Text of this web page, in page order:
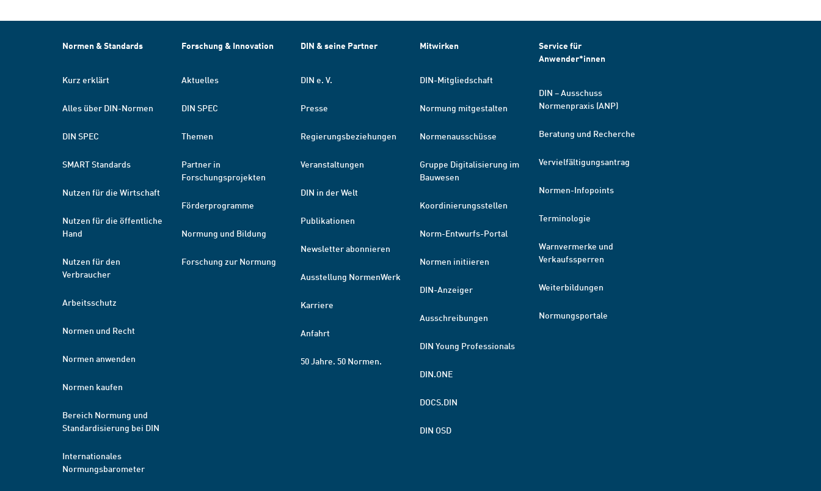
Normen & Standards
Kurz erklärt
Alles über DIN-Normen
DIN SPEC
SMART Standards
Nutzen für die Wirtschaft
Nutzen für die öffentliche
Hand
Nutzen für den
Verbraucher
Arbeitsschutz
Normen und Recht
Normen anwenden
Normen kaufen
Bereich Normung und
Standardisierung bei DIN
Internationales
Normungsbarometer
Forschung & Innovation
Aktuelles
DIN SPEC
Themen
Partner in
Forschungsprojekten
Förderprogramme
Normung und Bildung
Forschung zur Normung
DIN & seine Partner
DIN e. V.
Presse
Regierungsbeziehungen
Veranstaltungen
DIN in der Welt
Publikationen
Newsletter abonnieren
Ausstellung NormenWerk
Karriere
Anfahrt
50 Jahre. 50 Normen.
Mitwirken
DIN-Mitgliedschaft
Normung mitgestalten
Normenausschüsse
Gruppe Digitalisierung im
Bauwesen
Koordinierungsstellen
Norm-Entwurfs-Portal
Normen initiieren
DIN-Anzeiger
Ausschreibungen
DIN Young Professionals
DIN.ONE
DOCS.DIN
DIN OSD
Service für
Anwender*innen
DIN – Ausschuss
Normenpraxis (ANP)
Beratung und Recherche
Vervielfältigungsantrag
Normen-Infopoints
Terminologie
Warnvermerke und
Verkaufssperren
Weiterbildungen
Normungsportale